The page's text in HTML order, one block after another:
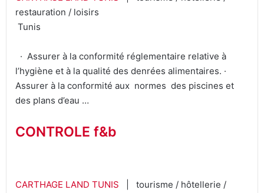
restauration / loisirs
Tunis
· Assurer à la conformité réglementaire relative à
l’hygiène et à la qualité des denrées alimentaires. ·
Assurer à la conformité aux normes des piscines et
des plans d’eau …
CONTROLE f&b
CARTHAGE LAND TUNIS
| tourisme / hôtellerie /